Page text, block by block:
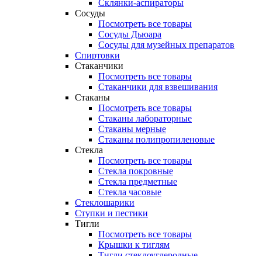
Склянки-аспираторы
Сосуды
Посмотреть все товары
Сосуды Дьюара
Сосуды для музейных препаратов
Спиртовки
Стаканчики
Посмотреть все товары
Стаканчики для взвешивания
Стаканы
Посмотреть все товары
Стаканы лабораторные
Стаканы мерные
Стаканы полипропиленовые
Стекла
Посмотреть все товары
Стекла покровные
Стекла предметные
Стекла часовые
Стеклошарики
Ступки и пестики
Тигли
Посмотреть все товары
Крышки к тиглям